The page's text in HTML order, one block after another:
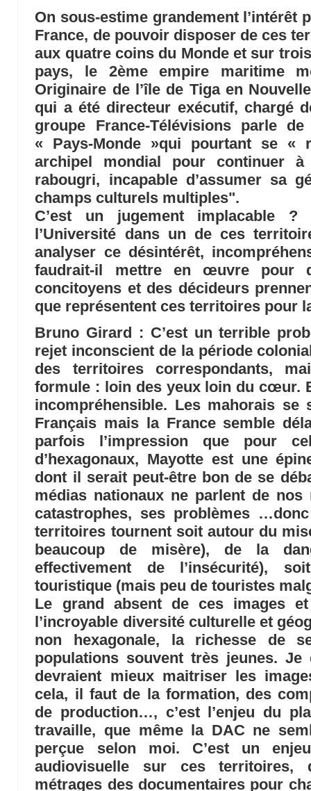
On sous-estime grandement l’intérêt
France, de pouvoir disposer de ces
aux quatre coins du Monde et sur
pays, le 2ème empire maritime
Originaire de l’île de Tiga en
qui a été directeur exécutif, chargé
groupe France-Télévisions parle
« Pays-Monde »qui pourtant se «
archipel mondial pour continuer à
rabougri, incapable d’assumer sa
champs culturels multiples".
C’est un jugement implacable
l’Université dans un de ces
analyser ce désintérêt,
faudrait-il mettre en œuvre pour
concitoyens et des décideurs
que représentent ces territoires pour
Bruno Girard
: C’est un terrible
rejet inconscient de la période
des territoires correspondants,
formule : loin des yeux loin du cœur.
incompréhensible. Les mahorais se
Français mais la France semble
parfois l’impression que pour
d’hexagonaux, Mayotte est une
dont il serait peut-être bon de se
médias nationaux ne parlent de nos
catastrophes, ses problèmes
territoires tournent soit autour du
beaucoup de misère), de la
effectivement de l’insécurité),
touristique (mais peu de touristes
Le grand absent de ces images
l’incroyable diversité culturelle et
non hexagonale, la richesse de
populations souvent très jeunes.
devraient mieux maitriser les
cela, il faut de la formation, des
de production…, c’est l’enjeu du
travaille, que même la DAC ne
perçue selon moi. C’est un
audiovisuelle sur ces
métrages des documentaires pour